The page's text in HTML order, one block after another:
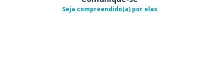
Seja compreendido(a) por elas